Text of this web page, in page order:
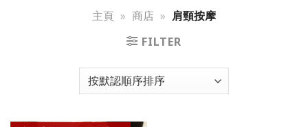
主頁 » 商店 » 肩頸按摩
FILTER